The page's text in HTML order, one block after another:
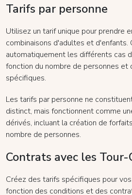
Tarifs par personne
Utilisez un tarif unique pour prendre
combinaisons d'adultes et d'enfants.
automatiquement les différents cas
fonction du nombre de personnes et
spécifiques.
Les tarifs par personne ne
distinct, mais fonctionnent comme
dérivés, incluant la création de
nombre de personnes.
Contrats avec les
Créez des tarifs spécifiques pour
fonction des conditions et des